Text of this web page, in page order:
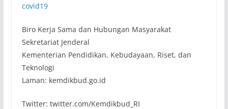
covid19
Biro Kerja Sama dan Hubungan Masyarakat
Sekretariat Jenderal
Kementerian Pendidikan, Kebudayaan, Riset, dan
Teknologi
Laman: kemdikbud.go.id
Twitter: twitter.com/Kemdikbud_RI